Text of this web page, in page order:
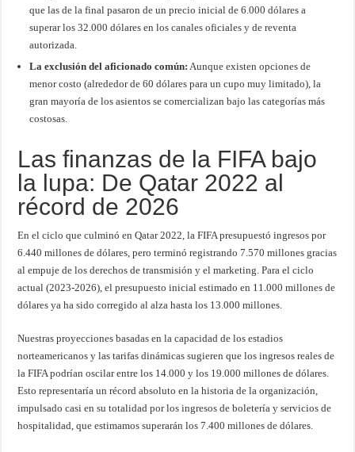
que las de la final pasaron de un precio inicial de 6.000 dólares a
superar los 32.000 dólares en los canales oficiales y de reventa
autorizada.
La exclusión del aficionado común: Aunque existen opciones de
menor costo (alrededor de 60 dólares para un cupo muy limitado), la
gran mayoría de los asientos se comercializan bajo las categorías más
costosas.
Las finanzas de la FIFA bajo
la lupa: De Qatar 2022 al
récord de 2026
En el ciclo que culminó en Qatar 2022, la FIFA presupuestó ingresos por
6.440 millones de dólares, pero terminó registrando 7.570 millones gracias
al empuje de los derechos de transmisión y el marketing. Para el ciclo
actual (2023-2026), el presupuesto inicial estimado en 11.000 millones de
dólares ya ha sido corregido al alza hasta los 13.000 millones.
Nuestras proyecciones basadas en la capacidad de los estadios
norteamericanos y las tarifas dinámicas sugieren que los ingresos reales de
la FIFA podrían oscilar entre los 14.000 y los 19.000 millones de dólares.
Esto representaría un récord absoluto en la historia de la organización,
impulsado casi en su totalidad por los ingresos de boletería y servicios de
hospitalidad, que estimamos superarán los 7.400 millones de dólares.